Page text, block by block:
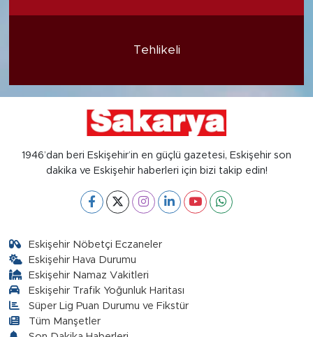
Tehlikeli
1946’dan beri Eskişehir’in en güçlü gazetesi, Eskişehir son
dakika ve Eskişehir haberleri için bizi takip edin!
Eskişehir Nöbetçi Eczaneler
Eskişehir Hava Durumu
Eskişehir Namaz Vakitleri
Eskişehir Trafik Yoğunluk Haritası
Süper Lig Puan Durumu ve Fikstür
Tüm Manşetler